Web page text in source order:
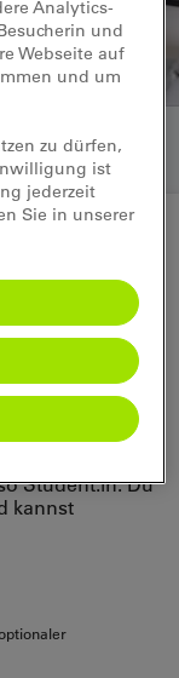
den
Student:in. Du
kannst
Analytics-
und
Webseite auf
und um
zu dürfen,
ist
jederzeit
Sie in unserer